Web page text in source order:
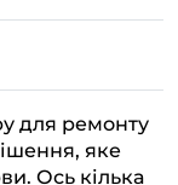
для ремонту
яке
Ось кілька